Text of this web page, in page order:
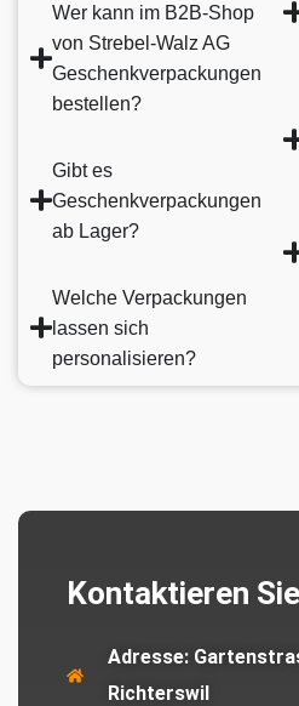
Wer kann im B2B-Shop
von Strebel-Walz AG
Geschenkverpackungen
bestellen?
Gibt es
Geschenkverpackungen
ab Lager?
Welche Verpackungen
lassen sich
personalisieren?
Kontaktieren
Adresse:
Richterswil